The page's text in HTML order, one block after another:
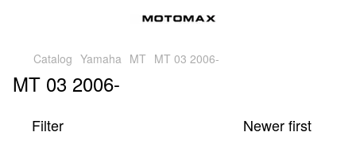
Catalog Yamaha MT MT 03 2006-
MT 03 2006-
Filter Newer first